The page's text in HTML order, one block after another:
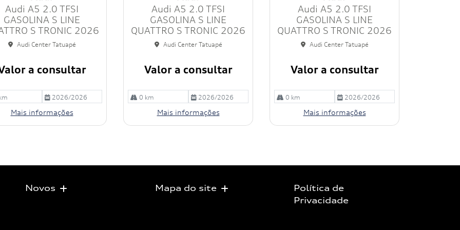
Audi A5 2.0 TFSI
GASOLINA S LINE
S TRONIC 2026
Audi Center Tatuapé
a consultar
2026/2026
Mais informações
Audi A5 2.0 TFSI
GASOLINA S LINE
QUATTRO S TRONIC 2026
Audi Center Tatuapé
Valor a consultar
0 km 2026/2026
Mais informações
Audi A5 2.0 TFSI
GASOLINA S LINE
QUATTRO S TRONIC 2026
Audi Center Tatuapé
Valor a consultar
0 km 2026/2026
Mais informações
Novos Mapa do site
Política de
Privacidade